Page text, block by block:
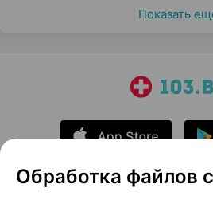
Показать
Обработка файлов